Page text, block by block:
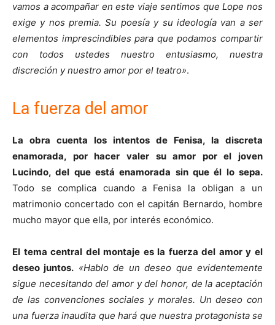
vamos a acompañar en este viaje sentimos que Lope nos
exige y nos premia. Su poesía y su ideología van a ser
elementos imprescindibles para que podamos compartir
con todos ustedes nuestro entusiasmo, nuestra
discreción y nuestro amor por el teatro».
La fuerza del amor
La obra cuenta los intentos de Fenisa, la discreta
enamorada, por hacer valer su amor por el joven
Lucindo, del que está enamorada sin que él lo sepa.
Todo se complica cuando a Fenisa la obligan a un
matrimonio concertado con el capitán Bernardo, hombre
mucho mayor que ella, por interés económico.
El tema central del montaje es la fuerza del amor y el
deseo juntos. «Hablo de un deseo que evidentemente
sigue necesitando del amor y del honor, de la aceptación
de las convenciones sociales y morales. Un deseo con
una fuerza inaudita que hará que nuestra protagonista se